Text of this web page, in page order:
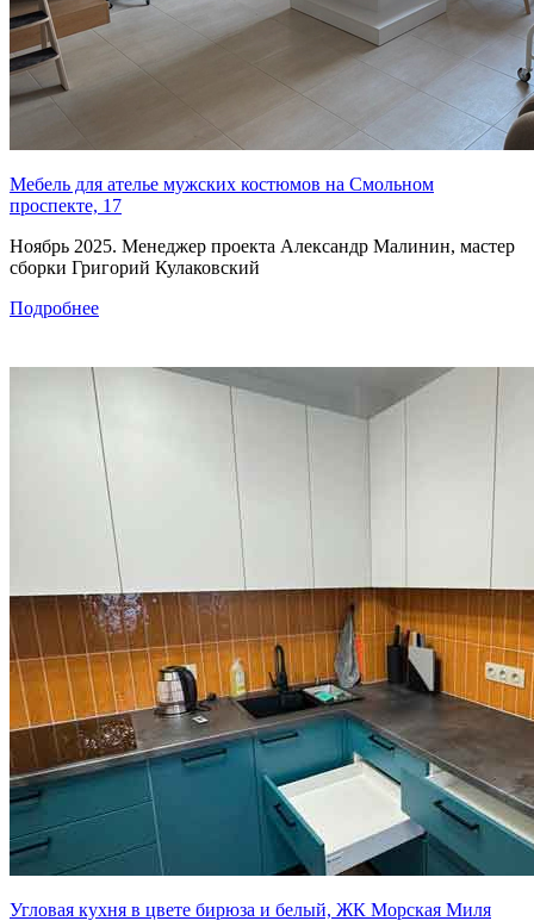
Мебель для ателье мужских костюмов на Смольном
проспекте, 17
Ноябрь 2025. Менеджер проекта Александр Малинин, мастер
сборки Григорий Кулаковский
Подробнее
Угловая кухня в цвете бирюза и белый, ЖК Морская Миля